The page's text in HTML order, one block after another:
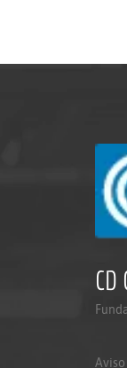
CD
Aviso